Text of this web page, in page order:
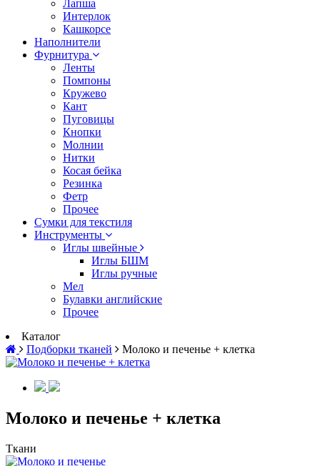
Лапша
Интерлок
Кашкорсе
Наполнители
Фурнитура
Ленты
Помпоны
Кружево
Кант
Пуговицы
Кнопки
Молнии
Нитки
Косая бейка
Резинка
Фетр
Прочее
Сумки для текстиля
Инструменты
Иглы швейные
Иглы БШМ
Иглы ручные
Мел
Булавки английские
Прочее
Каталог
Подборки тканей
Молоко и печенье + клетка
Молоко и печенье + клетка
Ткани